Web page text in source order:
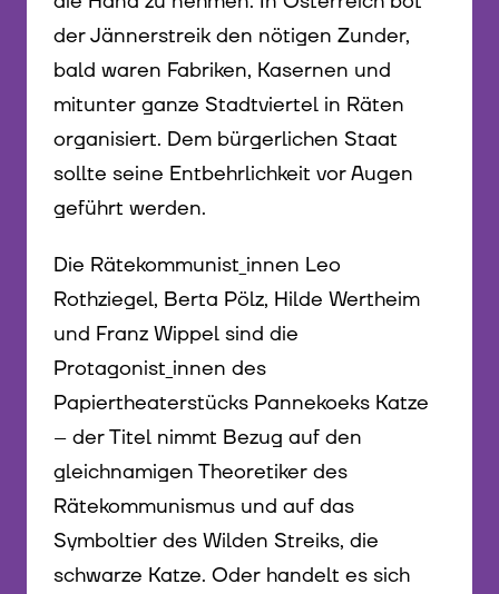
der Jännerstreik den nötigen Zunder,
bald waren Fabriken, Kasernen und
mitunter ganze Stadtviertel in Räten
organisiert. Dem bürgerlichen Staat
sollte seine Entbehrlichkeit vor Augen
geführt werden.
Die Rätekommunist_innen Leo
Rothziegel, Berta Pölz, Hilde Wertheim
und Franz Wippel sind die
Protagonist_innen des
Papiertheaterstücks Pannekoeks Katze
– der Titel nimmt Bezug auf den
gleichnamigen Theoretiker des
Rätekommunismus und auf das
Symboltier des Wilden Streiks, die
schwarze Katze. Oder handelt es sich